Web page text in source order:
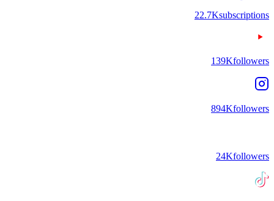
22.7Ksubscriptions
139Kfollowers
894Kfollowers
24Kfollowers